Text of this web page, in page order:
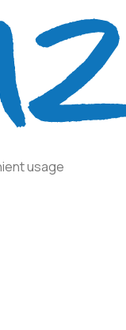
usage